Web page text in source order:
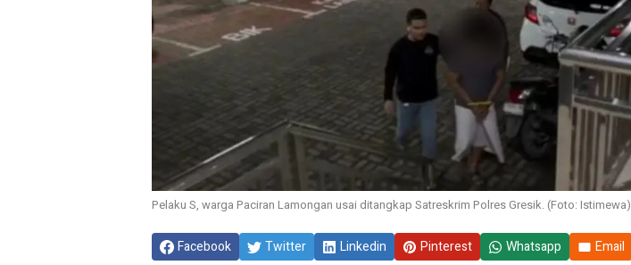
Pelaku S, warga Paciran Lamongan usai ditangkap Satreskrim Polres Gresik. (Foto: Istimewa)
Facebook Twitter Linkedin Pinterest Whatsapp Email